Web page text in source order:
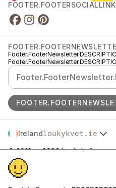
Irelandloukykvet.ie
Polska
Österreich
© 2016 →2026 Loukykvět s.r.o.
Footer.FooterLegal.REGISTRATION
Footer.FooterLegal.EKO_KOM
Footer.FooterLegal.RL_PASSPORT
Footer.FooterLegal.TAX_NUMBERS